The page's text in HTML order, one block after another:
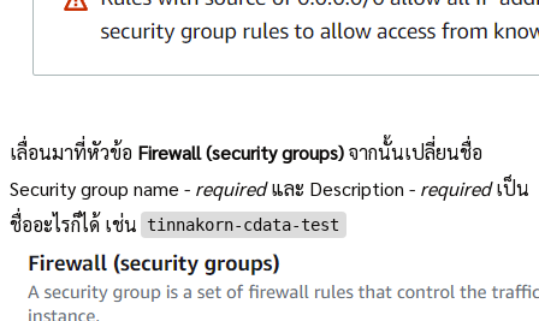
เลื่อนมาที่หัวข้อ Firewall (security groups)จากนั้นเปลี่ยนชื่อ
Security group name - requiredและ Description - requiredเป็น
ชื่ออะไรก็ได้ เช่น tinnakorn-cdata-test